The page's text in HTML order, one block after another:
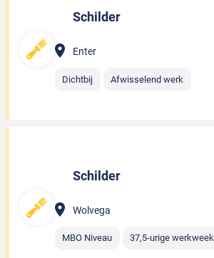
Schilder
Enter
Dichtbij Afwisselend werk
Schilder
Wolvega
MBO Niveau 37,5-urige werkweek